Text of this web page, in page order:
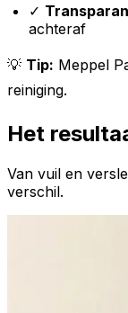
✓
achteraf
💡 Tip: Meppel
reiniging.
Het
Van vuil en
verschil.